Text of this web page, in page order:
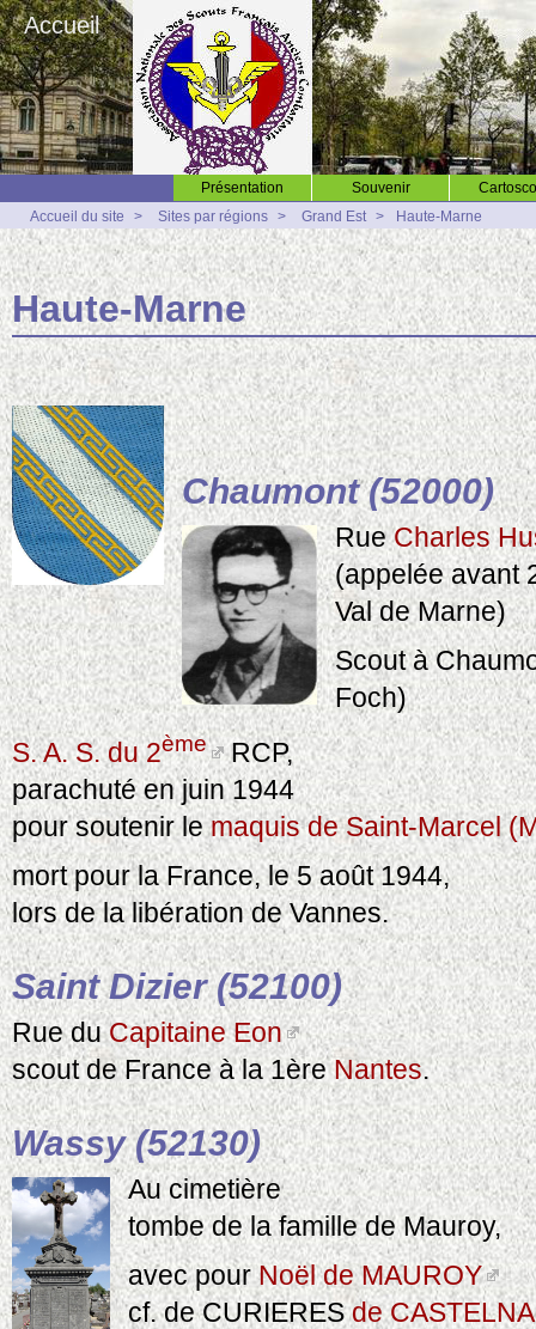
Accueil
Présentation Souvenir
Accueil du site
> Sites par régions > Grand Est > Haute-Marne
Haute-Marne
Chaumont (52000)
RueCharles
(appelée avant
Val de Marne)
Scout à
Foch)
S. A. S. du 2ème
RCP,
parachuté en juin 1944
pour soutenir lemaquis de Saint-Marcel
mort pour la France, le 5 août 1944,
lors de la libération de Vannes.
Saint Dizier (52100)
Rue duCapitaine Eon
scout de France à la 1èreNantes.
Wassy (52130)
Au cimetière
tombe de la famille de Mauroy,
avec pourNoël de MAUROY
cf. de CURIERESde